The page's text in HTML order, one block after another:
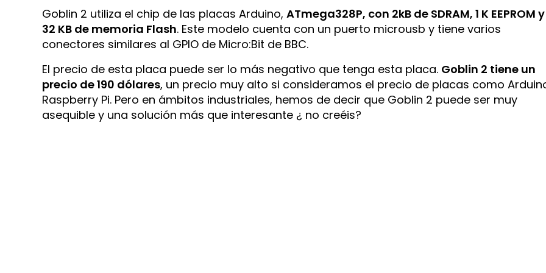
Goblin 2 utiliza el chip de las placas Arduino,ATmega328P, con 2kB de SDRAM, 1 K EEPROM y
32 KB de memoria Flash. Este modelo cuenta con un puerto microusb y tiene varios
conectores similares al GPIO de Micro:Bit de BBC.
El precio de esta placa puede ser lo más negativo que tenga esta placa. Goblin 2 tiene un
precio de 190 dólares, un precio muy alto si consideramos el precio de placas como
Raspberry Pi. Pero en ámbitos industriales, hemos de decir que Goblin 2 puede ser muy
asequible y una solución más que interesante ¿ no creéis?